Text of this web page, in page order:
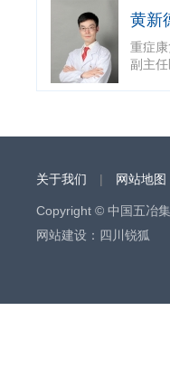
黄新
副主
关于我们 | 网站地图
Copyright © 中国五冶
网站建设 ： 四川锐狐